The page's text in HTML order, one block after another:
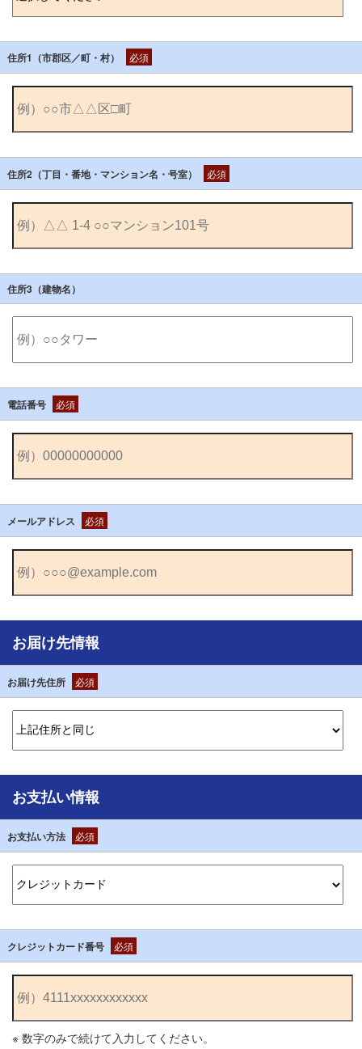
住所1（市郡区／町・村） 必須
住所2（丁目・番地・マンション名・号室） 必須
住所3（建物名）
電話番号 必須
メールアドレス 必須
お届け先情報
お届け先住所 必須
お支払い情報
お支払い方法 必須
クレジットカード番号 必須
※ 数字のみで続けて入力してください。